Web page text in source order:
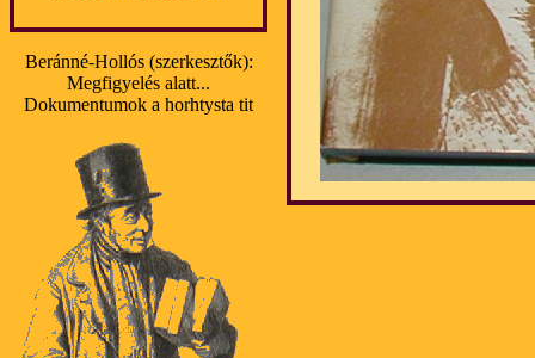
Beránné-Hollós (szerkesztők):
Megfigyelés alatt...
Dokumentumok a horhtysta tit